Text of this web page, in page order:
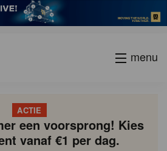
menu
ACTIE
een voorsprong! Kies
vanaf €1 per dag.